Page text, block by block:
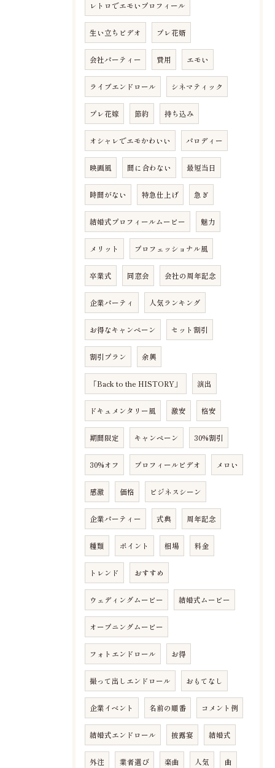
レトロでエモいプロフィール
生い立ちビデオ プレ花婿
会社パーティー 費用 エモい
ライブエンドロール シネマティック
プレ花嫁 節約 持ち込み
オシャレでエモかわいい パロディー
映画風 間に合わない 最短当日
時間がない 特急仕上げ 急ぎ
結婚式プロフィールムービー 魅力
メリット プロフェッショナル風
卒業式 同窓会 会社の周年記念
企業パーティ 人気ランキング
お得なキャンペーン セット割引
割引プラン 余興
「Back to the HISTORY」 演出
ドキュメンタリー風 激安 格安
期間限定 キャンペーン 30%割引
30%オフ プロフィールビデオ メロい
感激 価格 ビジネスシーン
企業パーティー 式典 周年記念
種類 ポイント 相場 料金
トレンド おすすめ
ウェディングムービー 結婚式ムービー
オープニングムービー
フォトエンドロール お得
撮って出しエンドロール おもてなし
企業イベント 名前の順番 コメント例
結婚式エンドロール 披露宴 結婚式
外注 業者選び 楽曲 人気 曲